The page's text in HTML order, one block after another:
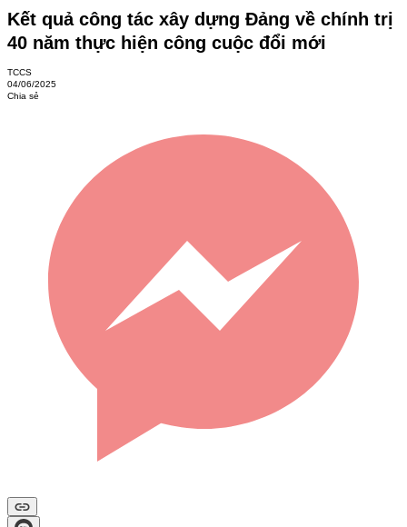
Kết quả công tác xây dựng Đảng về chính trị
40 năm thực hiện công cuộc đổi mới
TCCS
04/06/2025
Chia sẻ